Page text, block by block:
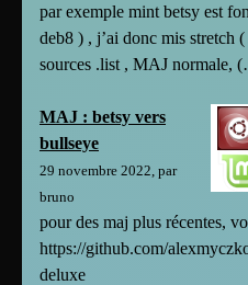
par exemple mint betsy est
deb8 ) , j’ai donc mis stretch
sources .list , MAJ normale,
MAJ : betsy vers
bullseye
29 novembre 2022, par
bruno
pour des maj plus récentes,
https://github.com/
deluxe